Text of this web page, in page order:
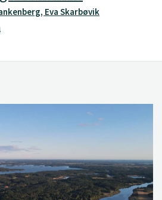
Eva Skarbøvik